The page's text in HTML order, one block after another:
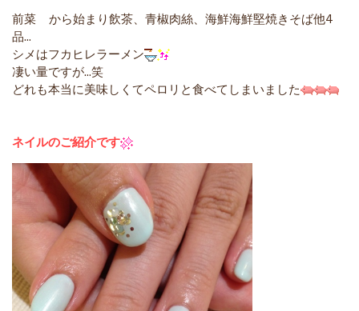
前菜 から始まり飲茶、青椒肉絲、海鮮海鮮堅焼きそば他4
品…
シメはフカヒレラーメン
凄い量ですが…笑
どれも本当に美味しくてペロリと食べてしまいました
ネイルのご紹介です